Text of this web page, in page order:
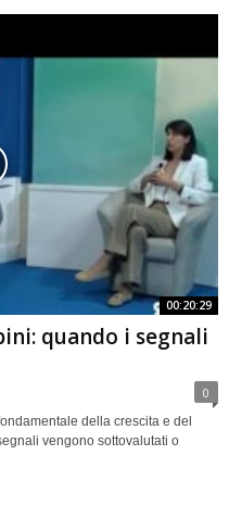
00:20:29
quando i segnali
0
della crescita e del
vengono sottovalutati o